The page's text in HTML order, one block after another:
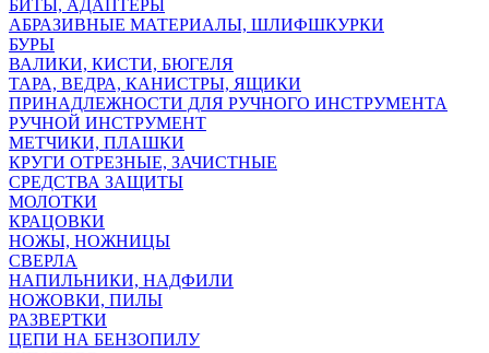
БИТЫ, АДАПТЕРЫ
АБРАЗИВНЫЕ МАТЕРИАЛЫ, ШЛИФШКУРКИ
БУРЫ
ВАЛИКИ, КИСТИ, БЮГЕЛЯ
ТАРА, ВЕДРА, КАНИСТРЫ, ЯЩИКИ
ПРИНАДЛЕЖНОСТИ ДЛЯ РУЧНОГО ИНСТРУМЕНТА
РУЧНОЙ ИНСТРУМЕНТ
МЕТЧИКИ, ПЛАШКИ
КРУГИ ОТРЕЗНЫЕ, ЗАЧИСТНЫЕ
СРЕДСТВА ЗАЩИТЫ
МОЛОТКИ
КРАЦОВКИ
НОЖЫ, НОЖНИЦЫ
СВЕРЛА
НАПИЛЬНИКИ, НАДФИЛИ
НОЖОВКИ, ПИЛЫ
РАЗВЕРТКИ
ЦЕПИ НА БЕНЗОПИЛУ